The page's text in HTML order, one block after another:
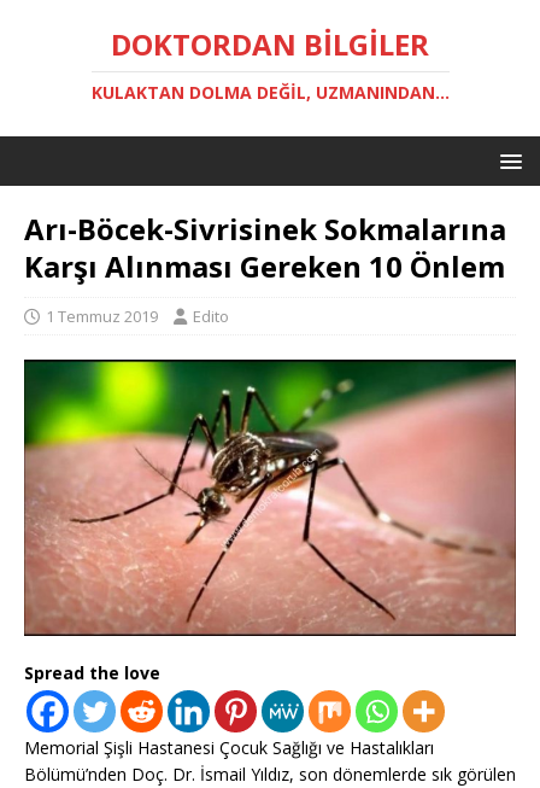
DOKTORDAN BILGILER
KULAKTAN DOLMA DEĞIL, UZMANINDAN...
Arı-Böcek-Sivrisinek Sokmalarına
Karşı Alınması Gereken 10 Önlem
1 Temmuz 2019 Edito
Spread the love
Memorial Şişli Hastanesi Çocuk Sağlığı ve Hastalıkları
Bölümü’nden Doç. Dr. İsmail Yıldız, son dönemlerde sık görülen